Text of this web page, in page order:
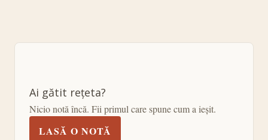
Ai gătit rețeta?
Nicio notă încă. Fii primul care spune cum a ieșit.
LASĂ O NOTĂ